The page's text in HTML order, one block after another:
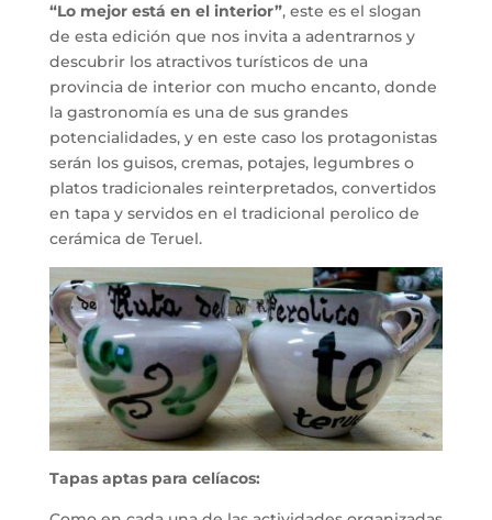
“Lo mejor está en el interior”, este es el slogan
de esta edición que nos invita a adentrarnos y
descubrir los atractivos turísticos de una
provincia de interior con mucho encanto, donde
la gastronomía es una de sus grandes
potencialidades, y en este caso los protagonistas
serán los guisos, cremas, potajes, legumbres o
platos tradicionales reinterpretados, convertidos
en tapa y servidos en el tradicional perolico de
cerámica de Teruel.
Tapas aptas para celíacos: